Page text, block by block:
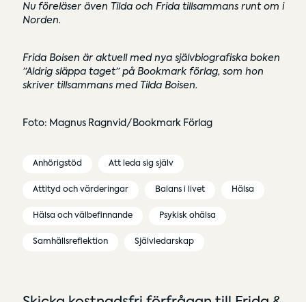
Nu föreläser även Tilda och Frida tillsammans runt om i
Norden.
Frida Boisen är aktuell med nya självbiografiska boken
”Aldrig släppa taget” på Bookmark förlag, som hon
skriver tillsammans med Tilda Boisen.
Foto: Magnus Ragnvid/Bookmark Förlag
Anhörigstöd Att leda sig själv
Attityd och värderingar Balans i livet Hälsa
Hälsa och välbefinnande Psykisk ohälsa
Samhällsreflektion Självledarskap